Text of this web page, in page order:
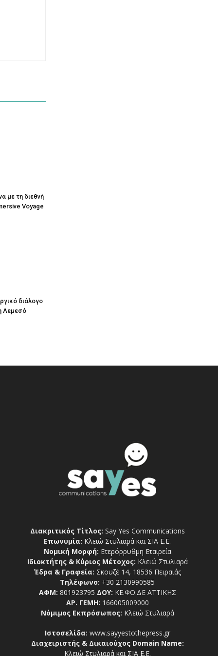
με τη διεθνή
Voyage
διάλογο
Λεμεσό
Διακριτικός Τίτλος: Say Yes Communications
Επωνυμία: Κλειώ Στυλιαρά και ΣΙΑ Ε.Ε.
Νομική Μορφή: Ετερόρρυθμη Εταιρεία
Ιδιοκτήτης & Κύριος Μέτοχος: Κλειώ Στυλιαρά
Έδρα & Γραφεία: Σκουζέ 14, 18536 Πειραιάς
Τηλέφωνο: +30 2130990585
ΑΦΜ: 801923795 ΔΟΥ: ΚΕ.ΦΟ.ΔΕ ΑΤΤΙΚΗΣ
ΑΡ. ΓΕΜΗ: 166005009000
Νόμιμος Εκπρόσωπος: Κλειώ Στυλιαρά
Ιστοσελίδα: www.sayyestothepress.gr
Διαχειριστής & Δικαιούχος Domain Name:
Κλειώ Στυλιαρά και ΣΙΑ Ε.Ε.